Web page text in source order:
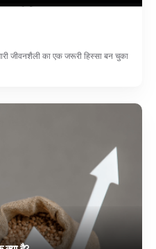
जीवनशैली का एक जरूरी हिस्सा बन चुका